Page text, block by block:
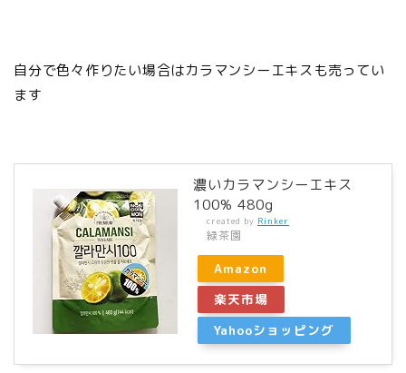
自分で色々作りたい場合はカラマンシーエキスも売ってい
ます
濃いカラマンシーエキス
100% 480g
created by Rinker
緑茶園
Amazon
楽天市場
Yahooショッピング